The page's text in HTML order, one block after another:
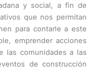
y social, a fin de
que nos permitan
para contarle a este
emprender acciones
las comunidades a las
de construcción